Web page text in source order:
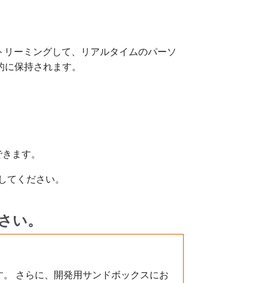
リーミングして、リアルタイムのパーソ
保持されます。
ます。
てください。
い。
さらに、開発用サンドボックスにお